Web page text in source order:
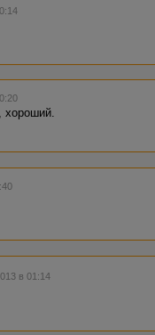
хороший.
в 01:14